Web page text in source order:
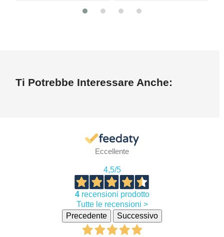
Ti Potrebbe Interessare Anche:
Eccellente
4,5/5
4recensioni prodotto
Tutte le recensioni >
Precedente
Successivo